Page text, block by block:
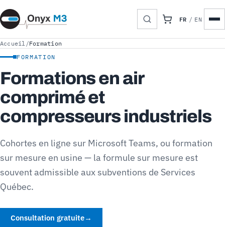
FR / EN
Accueil /Formation
FORMATION
Formations en air
comprimé et
compresseurs industriels
Cohortes en ligne sur Microsoft Teams, ou formation
sur mesure en usine — la formule sur mesure est
souvent admissible aux subventions de Services
Québec.
Consultation gratuite→